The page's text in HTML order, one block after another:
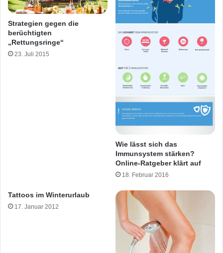
Strategien gegen die
berüchtigten
„Rettungsringe“
23. Juli 2015
Wie lässt sich das
Immunsystem stärken?
Online-Ratgeber klärt auf
18. Februar 2016
Tattoos im Winterurlaub
17. Januar 2012